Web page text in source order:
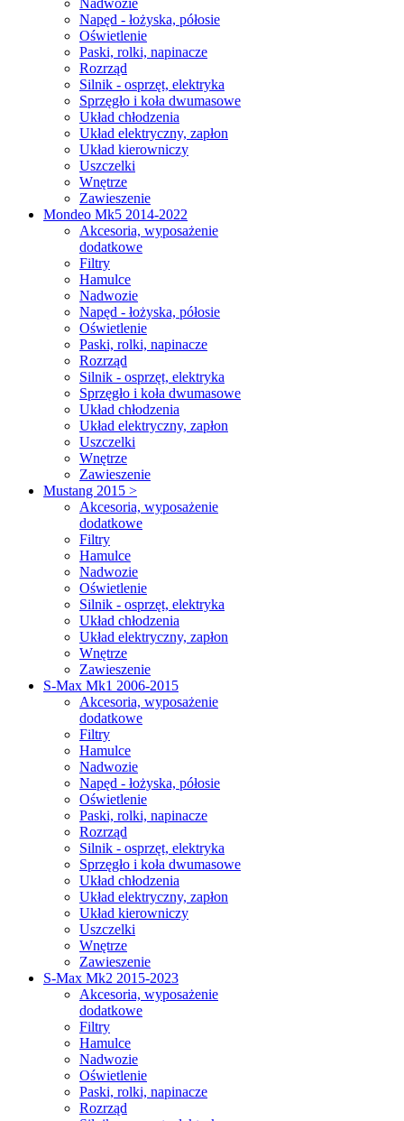
Nadwozie
Napęd - łożyska, półosie
Oświetlenie
Paski, rolki, napinacze
Rozrząd
Silnik - osprzęt, elektryka
Sprzęgło i koła dwumasowe
Układ chłodzenia
Układ elektryczny, zapłon
Układ kierowniczy
Uszczelki
Wnętrze
Zawieszenie
Mondeo Mk5 2014-2022
Akcesoria, wyposażenie
dodatkowe
Filtry
Hamulce
Nadwozie
Napęd - łożyska, półosie
Oświetlenie
Paski, rolki, napinacze
Rozrząd
Silnik - osprzęt, elektryka
Sprzęgło i koła dwumasowe
Układ chłodzenia
Układ elektryczny, zapłon
Uszczelki
Wnętrze
Zawieszenie
Mustang 2015 >
Akcesoria, wyposażenie
dodatkowe
Filtry
Hamulce
Nadwozie
Oświetlenie
Silnik - osprzęt, elektryka
Układ chłodzenia
Układ elektryczny, zapłon
Wnętrze
Zawieszenie
S-Max Mk1 2006-2015
Akcesoria, wyposażenie
dodatkowe
Filtry
Hamulce
Nadwozie
Napęd - łożyska, półosie
Oświetlenie
Paski, rolki, napinacze
Rozrząd
Silnik - osprzęt, elektryka
Sprzęgło i koła dwumasowe
Układ chłodzenia
Układ elektryczny, zapłon
Układ kierowniczy
Uszczelki
Wnętrze
Zawieszenie
S-Max Mk2 2015-2023
Akcesoria, wyposażenie
dodatkowe
Filtry
Hamulce
Nadwozie
Oświetlenie
Paski, rolki, napinacze
Rozrząd